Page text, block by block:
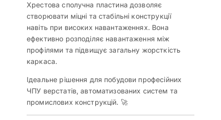
Хрестова сполучна пластина дозволяє
створювати міцні та стабільні конструкції
навіть при високих навантаженнях. Вона
ефективно розподіляє навантаження між
профілями та підвищує загальну жорсткість
каркаса.
Ідеальне рішення для побудови професійних
ЧПУ верстатів, автоматизованих систем та
промислових конструкцій. 🚀